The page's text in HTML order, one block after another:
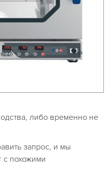
либо временно не
запрос, и мы
с похожими